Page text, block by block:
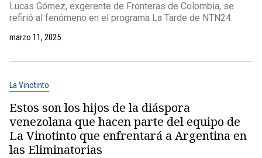
Lucas Gómez, exgerente de Fronteras de Colombia, se
refirió al fenómeno en el programa La Tarde de NTN24.
marzo 11, 2025
La Vinotinto
Estos son los hijos de la diáspora
venezolana que hacen parte del equipo de
La Vinotinto que enfrentará a Argentina en
las Eliminatorias